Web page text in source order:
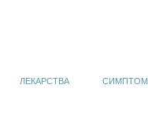
ЛЕКАРСТВА